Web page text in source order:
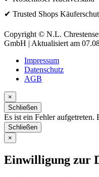
✔ Trusted Shops
Copyright © N.L.
GmbH | Aktualisiert am
Impressum
Datenschutz
AGB
×
Schließen
Es ist ein Fehler aufgetreten.
Schließen
×
Einwilligung zur